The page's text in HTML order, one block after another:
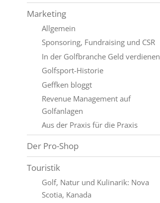
Marketing
Allgemein
Sponsoring, Fundraising und CSR
In der Golfbranche Geld verdienen
Golfsport-Historie
Geffken bloggt
Revenue Management auf
Golfanlagen
Aus der Praxis für die Praxis
Der Pro-Shop
Touristik
Golf, Natur und Kulinarik: Nova
Scotia, Kanada